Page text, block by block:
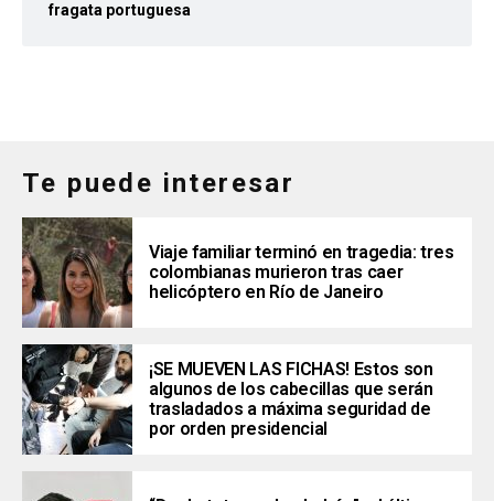
fragata portuguesa
Te puede interesar
Viaje familiar terminó en tragedia: tres
colombianas murieron tras caer
helicóptero en Río de Janeiro
¡SE MUEVEN LAS FICHAS! Estos son
algunos de los cabecillas que serán
trasladados a máxima seguridad de
por orden presidencial